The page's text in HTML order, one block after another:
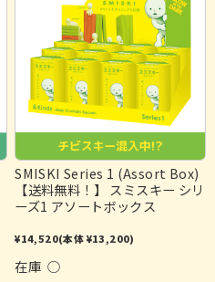
SMISKI Series 1 (Assort Box)
【送料無料！】 スミスキー シリ
ーズ1 アソートボックス
¥14,520(本体 ¥13,200)
在庫 ○